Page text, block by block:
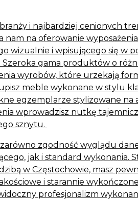
i najbardziej cenionych
nam na oferowanie
wizualnie i wpisującego się w
Szeroka gama produktów o
wyrobów, które urzekają
meble wykonane w stylu
egzemplarze stylizowane na
wprowadzisz nutkę
sznytu.
zarówno zgodność wyglądu
jak i standard wykonania.
w Częstochowie, masz
i starannie
profesjonalizm